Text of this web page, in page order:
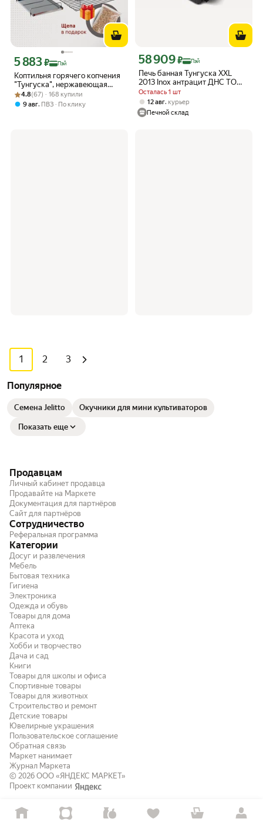
Коптильня горячего копчения
"Тунгуска", нержавеющая
сталь 1мм, 40х25х25 см
Цена с картой Яндекс Пэй 5883 ₽ вместо
5 883₽ Пэй
Рейтинг товара: 4.8 из 5
Оценок: (67) · 168 купили
4.8(67) · 168 купили
9 авг, ПВЗ По клику
Печь банная Тунгуска XXL
2013 Inox антрацит ДНС ТО
(ТМФ)
Осталась 1 шт
Цена с картой Яндекс Пэй 58909 ₽
58 909₽ Пэй
12 авг, курьер
Печной склад
1 2 3
Популярное
Семена Jelitto Окучники для мини культиваторов
Показать еще
Продавцам
Личный кабинет продавца
Продавайте на Маркете
Документация для партнёров
Сайт для партнёров
Сотрудничество
Реферальная программа
Категории
Досуг и развлечения
Мебель
Бытовая техника
Гигиена
Электроника
Одежда и обувь
Товары для дома
Аптека
Красота и уход
Хобби и творчество
Дача и сад
Книги
Товары для школы и офиса
Спортивные товары
Товары для животных
Строительство и ремонт
Детские товары
Ювелирные украшения
Пользовательское соглашение
Обратная связь
Маркет нанимает
Журнал Маркета
© 2026 ООО «ЯНДЕКС МАРКЕТ»
Проект компании